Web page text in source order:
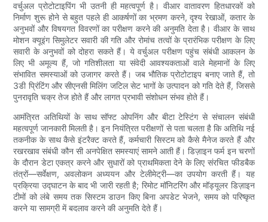
वर्चुअल प्रोटोटाइपिंग भी उतनी ही महत्वपूर्ण है। वीआर वातावरण हितधारकों को
निर्माण शुरू होने से बहुत पहले ही आकर्षणों का भ्रमण करने, दृश्य रेखाओं, कतार के
अनुभवों और विषयगत विवरणों का परीक्षण करने की अनुमति देता है। वीआर के साथ
मोशन क्यूइंग सिमुलेटर सवारी की गति और रोमांच तत्वों के प्रारंभिक परीक्षण के लिए
सवारी के अनुभवों को दोहरा सकते हैं। ये वर्चुअल परीक्षण पहुंच संबंधी आकलन के
लिए भी अमूल्य हैं, जो गतिशीलता या संवेदी आवश्यकताओं वाले मेहमानों के लिए
संभावित समस्याओं को उजागर करते हैं। जब भौतिक प्रोटोटाइप बनाए जाते हैं, तो
3डी प्रिंटिंग और सीएनसी मिलिंग जटिल सेट भागों के उत्पादन को गति देते हैं, जिससे
पुनरावृति चक्र तेज होते हैं और लागत प्रभावी संशोधन संभव होते हैं।
आमंत्रित अतिथियों के साथ सॉफ्ट ओपनिंग और बीटा टेस्टिंग से संचालन संबंधी
महत्वपूर्ण जानकारी मिलती है। इन नियंत्रित परीक्षणों से पता चलता है कि अतिथि नई
तकनीक के साथ कैसे इंटरैक्ट करते हैं, कर्मचारी सिस्टम को कैसे मैनेज करते हैं और
रखरखाव संबंधी कौन सी अनपेक्षित समस्याएं सामने आती हैं। डिज़ाइन फर्म इन चरणों
के दौरान डेटा एकत्र करने और सुधारों को प्राथमिकता देने के लिए संरचित फीडबैक
तंत्रों—सर्वेक्षण, अवलोकन अध्ययन और टेलीमेट्री—का उपयोग करती हैं। यह
प्रक्रिया उद्घाटन के बाद भी जारी रहती है; रिमोट मॉनिटरिंग और मॉड्यूलर डिज़ाइन
टीमों को लंबे समय तक सिस्टम डाउन किए बिना अपडेट भेजने, समय को परिष्कृत
करने या सामग्री में बदलाव करने की अनुमति देते हैं।